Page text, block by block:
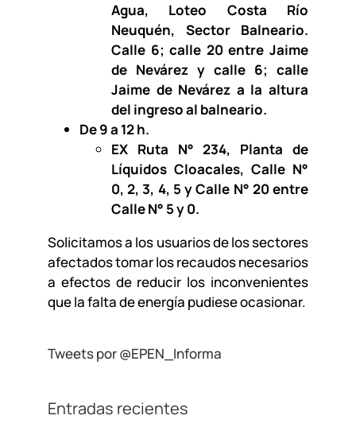
Agua, Loteo Costa Río
Neuquén, Sector Balneario.
Calle 6; calle 20 entre Jaime
de Nevárez y calle 6; calle
Jaime de Nevárez a la altura
del ingreso al balneario.
De 9 a 12 h.
EX Ruta N° 234, Planta de
Líquidos Cloacales, Calle N°
0, 2, 3, 4, 5 y Calle N° 20 entre
Calle N° 5 y 0.
Solicitamos a los usuarios de los sectores
afectados tomar los recaudos necesarios
a efectos de reducir los inconvenientes
que la falta de energía pudiese ocasionar.
Tweets por @EPEN_Informa
Entradas recientes